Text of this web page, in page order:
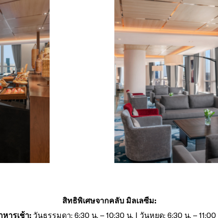
สิทธิพิเศษจากคลับ มิลเลซีม:
หารเช้า:วันธรรมดา: 6:30 น. – 10:30 น. | วันหยุด: 6:30 น. – 11:00